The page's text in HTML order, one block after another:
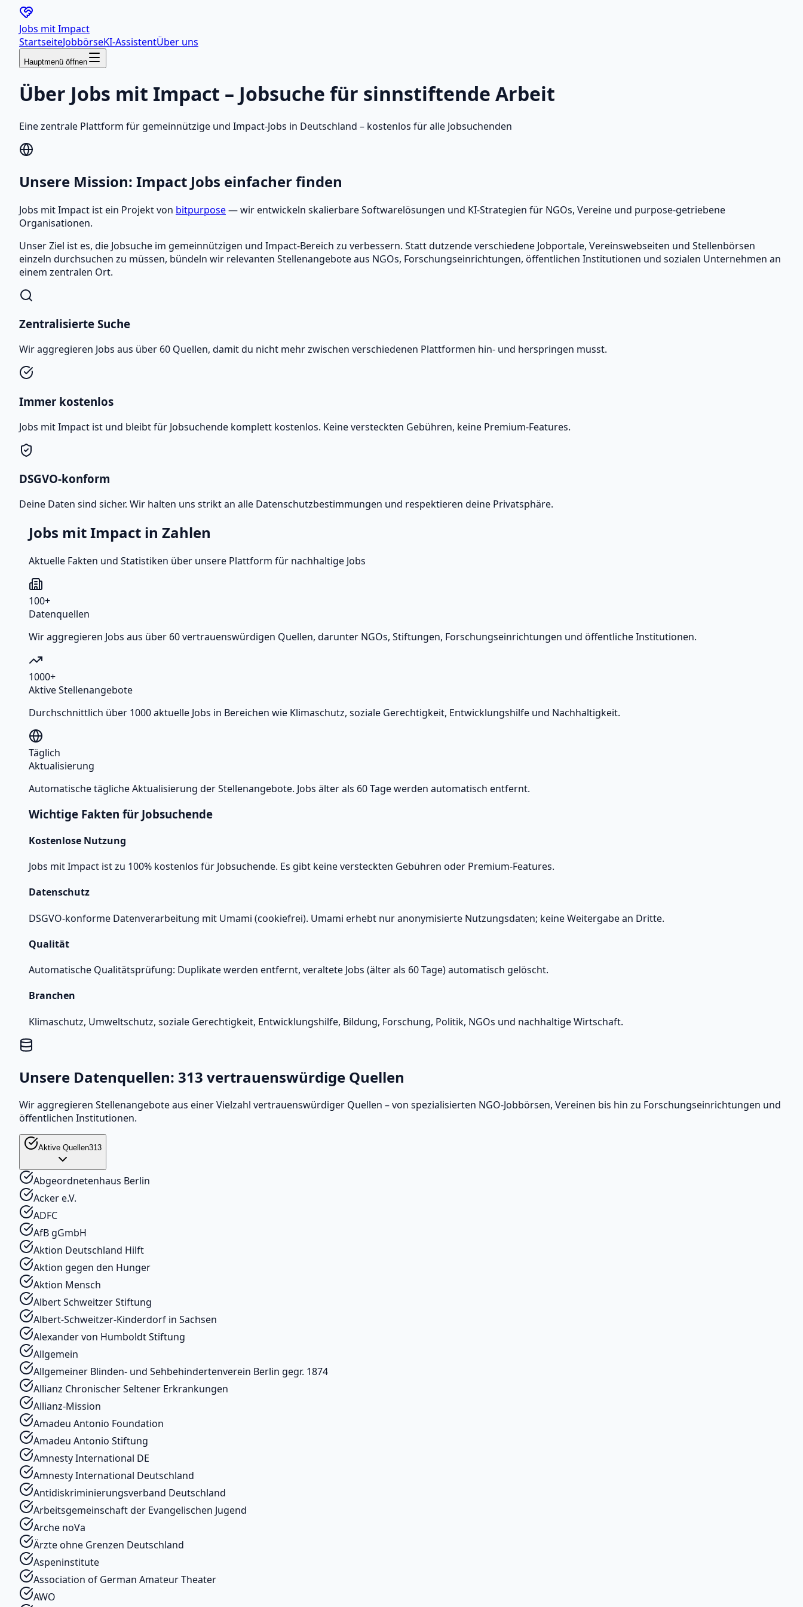
Jobs mitImpact
StartseiteJobbörseKI-AssistentÜber uns
Hauptmenü öffnen
Über Jobs mit Impact – Jobsuche für sinnstiftende Arbeit
Eine zentrale Plattform für gemeinnützige und Impact-Jobs in Deutschland – kostenlos für alle Jobsuchenden
Unsere Mission: Impact Jobs einfacher finden
Jobs mit Impact ist ein Projekt von bitpurpose— wir entwickeln skalierbare Softwarelösungen und KI-Strategien für NGOs, Vereine und purpose-getriebene
Organisationen.
Unser Ziel ist es, die Jobsuche im gemeinnützigen und Impact-Bereich zu verbessern. Statt dutzende verschiedene Jobportale, Vereinswebseiten und Stellenbörsen
einzeln durchsuchen zu müssen, bündeln wir relevanten Stellenangebote aus NGOs, Forschungseinrichtungen, öffentlichen Institutionen und sozialen Unternehmen an
einem zentralen Ort.
Zentralisierte Suche
Wir aggregieren Jobs aus über 60 Quellen, damit du nicht mehr zwischen verschiedenen Plattformen hin- und herspringen musst.
Immer kostenlos
Jobs mit Impact ist und bleibt für Jobsuchende komplett kostenlos. Keine versteckten Gebühren, keine Premium-Features.
DSGVO-konform
Deine Daten sind sicher. Wir halten uns strikt an alle Datenschutzbestimmungen und respektieren deine Privatsphäre.
Jobs mit Impact in Zahlen
Aktuelle Fakten und Statistiken über unsere Plattform für nachhaltige Jobs
100+
Datenquellen
Wir aggregieren Jobs aus über 60 vertrauenswürdigen Quellen, darunter NGOs, Stiftungen, Forschungseinrichtungen und öffentliche Institutionen.
1000+
Aktive Stellenangebote
Durchschnittlich über 1000 aktuelle Jobs in Bereichen wie Klimaschutz, soziale Gerechtigkeit, Entwicklungshilfe und Nachhaltigkeit.
Täglich
Aktualisierung
Automatische tägliche Aktualisierung der Stellenangebote. Jobs älter als 60 Tage werden automatisch entfernt.
Wichtige Fakten für Jobsuchende
Kostenlose Nutzung
Jobs mit Impact ist zu 100% kostenlos für Jobsuchende. Es gibt keine versteckten Gebühren oder Premium-Features.
Datenschutz
DSGVO‑konforme Datenverarbeitung mit Umami (cookiefrei). Umami erhebt nur anonymisierte Nutzungsdaten; keine Weitergabe an Dritte.
Qualität
Automatische Qualitätsprüfung: Duplikate werden entfernt, veraltete Jobs (älter als 60 Tage) automatisch gelöscht.
Branchen
Klimaschutz, Umweltschutz, soziale Gerechtigkeit, Entwicklungshilfe, Bildung, Forschung, Politik, NGOs und nachhaltige Wirtschaft.
Unsere Datenquellen: 313 vertrauenswürdige Quellen
Wir aggregieren Stellenangebote aus einer Vielzahl vertrauenswürdiger Quellen – von spezialisierten NGO-Jobbörsen, Vereinen bis hin zu Forschungseinrichtungen und
öffentlichen Institutionen.
Aktive Quellen313
Abgeordnetenhaus Berlin
Acker e.V.
ADFC
AfB gGmbH
Aktion Deutschland Hilft
Aktion gegen den Hunger
Aktion Mensch
Albert Schweitzer Stiftung
Albert-Schweitzer-Kinderdorf in Sachsen
Alexander von Humboldt Stiftung
Allgemein
Allgemeiner Blinden- und Sehbehindertenverein Berlin gegr. 1874
Allianz Chronischer Seltener Erkrankungen
Allianz-Mission
Amadeu Antonio Foundation
Amadeu Antonio Stiftung
Amnesty International DE
Amnesty International Deutschland
Antidiskriminierungsverband Deutschland
Arbeitsgemeinschaft der Evangelischen Jugend
Arche noVa
Ärzte ohne Grenzen Deutschland
Aspeninstitute
Association of German Amateur Theater
AWO